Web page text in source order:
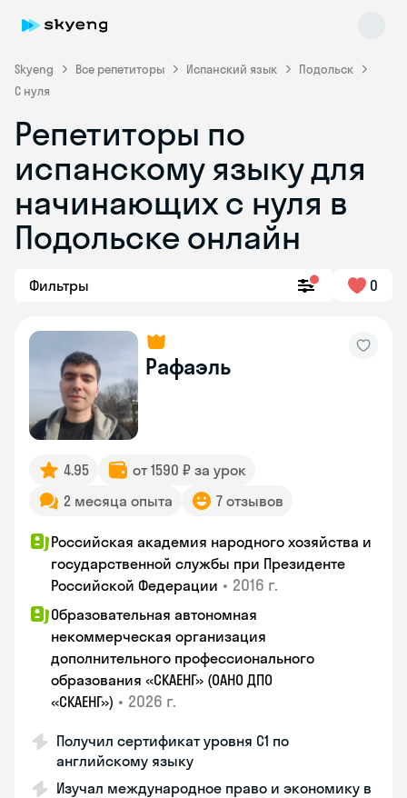
Skyeng Все репетиторы Испанский язык
Подольск
С нуля
Репетиторы по
испанскому языку для
начинающих с нуля в
Подольске онлайн
Фильтры 0
Рафаэль
4.95
от 1590 ₽ за урок
2 месяца опыта
7 отзывов
Российская академия народного хозяйства и
государственной службы при Президенте
Российской Федерации • 2016 г.
Образовательная автономная
некоммерческая организация
дополнительного профессионального
образования «СКАЕНГ» (ОАНО ДПО
«СКАЕНГ») • 2026 г.
Получил сертификат уровня С1 по
английскому языку
Изучал международное право и экономику в
Skyeng Chat
online